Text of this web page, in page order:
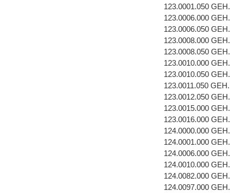
123.0001.050
123.0006.000
123.0006.050
123.0008.000
123.0008.050
123.0010.000
123.0010.050
123.0011.050
123.0012.050
123.0015.000
123.0016.000
124.0000.000
124.0001.000
124.0006.000
124.0010.000
124.0082.000
124.0097.000